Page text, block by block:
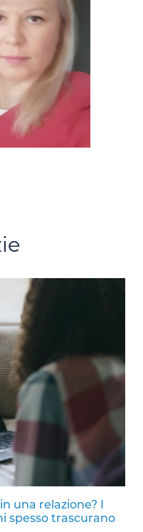
una relazione? I
spesso trascurano